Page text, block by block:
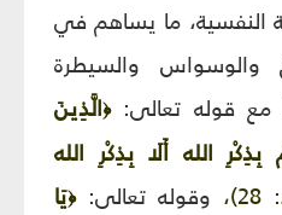
النفسية، ما يساهم في
والوسواس والسيطرة
مع قوله تعالى:﴿الَّذِينَ
الله أَلَا بِذِكْرِ الله
وقوله تعالى:﴿يَا